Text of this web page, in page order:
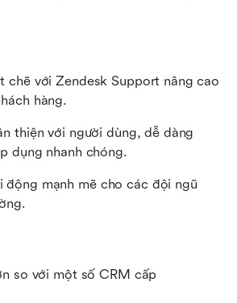
chẽ với Zendesk Support nâng cao
hàng.
thiện với người dùng, dễ dàng
dụng nhanh chóng.
động mạnh mẽ cho các đội ngũ
so với một số CRM cấp